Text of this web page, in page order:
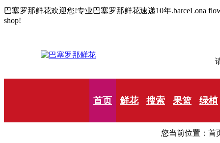
巴塞罗那鲜花欢迎您!专业巴塞罗那鲜花速递10年.barceLona
shop!
首页 鲜花 搜索 果篮 绿植
您当前位置：首